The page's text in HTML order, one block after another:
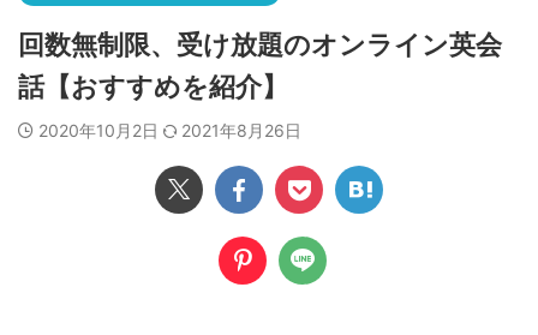
回数無制限、受け放題のオンライン英会
話【おすすめを紹介】
2020年10月2日 2021年8月26日